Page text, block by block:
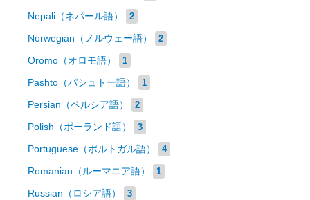
Nepali（ネパール語） 2
Norwegian（ノルウェー語） 2
Oromo（オロモ語） 1
Pashto（パシュトー語） 1
Persian（ペルシア語） 2
Polish（ポーランド語） 3
Portuguese（ポルトガル語） 4
Romanian（ルーマニア語） 1
Russian（ロシア語） 3